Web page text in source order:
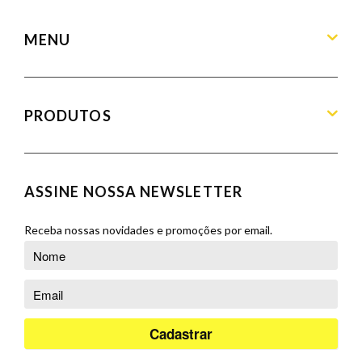
MENU
Home
Blog
Orçamento
PRODUTOS
Aparadores
Cadeiras
Poltronas
Puffs
ASSINE NOSSA NEWSLETTER
Receba nossas novidades e promoções por email.